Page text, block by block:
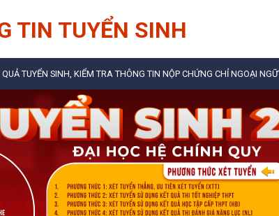
TIN TUYỂN SINH
TUYỂN SINH, KIỂM TRA THÔNG TIN NỘP CHỨNG CHỈ NGOẠI NGỮ